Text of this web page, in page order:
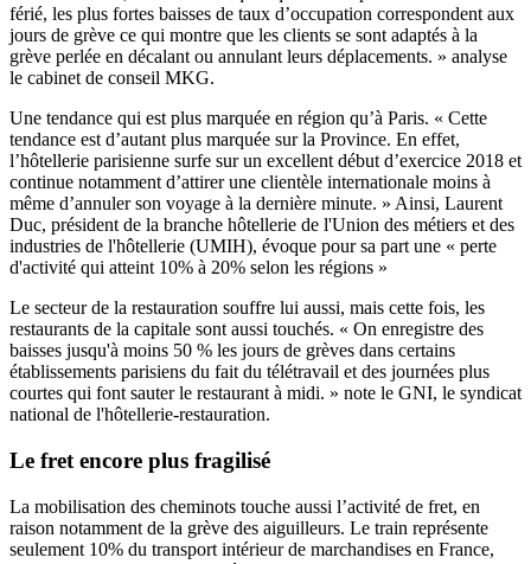
férié, les plus fortes baisses de taux d’occupation correspondent aux
jours de grève ce qui montre que les clients se sont adaptés à la
grève perlée en décalant ou annulant leurs déplacements. » analyse
le cabinet de conseil MKG.
Une tendance qui est plus marquée en région qu’à Paris. « Cette
tendance est d’autant plus marquée sur la Province. En effet,
l’hôtellerie parisienne surfe sur un excellent début d’exercice 2018 et
continue notamment d’attirer une clientèle internationale moins à
même d’annuler son voyage à la dernière minute. » Ainsi, Laurent
Duc, président de la branche hôtellerie de l'Union des métiers et des
industries de l'hôtellerie (UMIH), évoque pour sa part une « perte
d'activité qui atteint 10% à 20% selon les régions »
Le secteur de la restauration souffre lui aussi, mais cette fois, les
restaurants de la capitale sont aussi touchés. « On enregistre des
baisses jusqu'à moins 50 % les jours de grèves dans certains
établissements parisiens du fait du télétravail et des journées plus
courtes qui font sauter le restaurant à midi. » note le GNI, le syndicat
national de l'hôtellerie-restauration.
Le fret encore plus fragilisé
La mobilisation des cheminots touche aussi l’activité de fret, en
raison notamment de la grève des aiguilleurs. Le train représente
seulement 10% du transport intérieur de marchandises en France,